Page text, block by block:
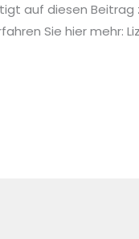
auf diesen
Sie hier